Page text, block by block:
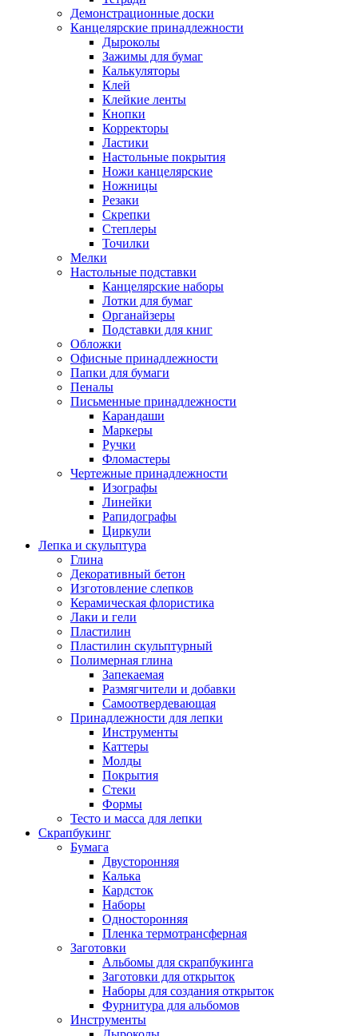
Демонстрационные доски
Канцелярские принадлежности
Дыроколы
Зажимы для бумаг
Калькуляторы
Клей
Клейкие ленты
Кнопки
Корректоры
Ластики
Настольные покрытия
Ножи канцелярские
Ножницы
Резаки
Скрепки
Степлеры
Точилки
Мелки
Настольные подставки
Канцелярские наборы
Лотки для бумаг
Органайзеры
Подставки для книг
Обложки
Офисные принадлежности
Папки для бумаги
Пеналы
Письменные принадлежности
Карандаши
Маркеры
Ручки
Фломастеры
Чертежные принадлежности
Изографы
Линейки
Рапидографы
Циркули
Лепка и скульптура
Глина
Декоративный бетон
Изготовление слепков
Керамическая флористика
Лаки и гели
Пластилин
Пластилин скульптурный
Полимерная глина
Запекаемая
Размягчители и добавки
Самоотвердевающая
Принадлежности для лепки
Инструменты
Каттеры
Молды
Покрытия
Стеки
Формы
Тесто и масса для лепки
Скрапбукинг
Бумага
Двусторонняя
Калька
Кардсток
Наборы
Односторонняя
Пленка термотрансферная
Заготовки
Альбомы для скрапбукинга
Заготовки для открыток
Наборы для создания открыток
Фурнитура для альбомов
Инструменты